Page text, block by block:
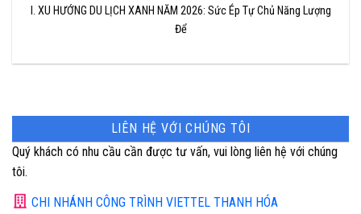
I. XU HƯỚNG DU LỊCH XANH NĂM 2026: Sức Ép Tự Chủ Năng Lượng
Để
LIÊN HỆ VỚI CHÚNG TÔI
Quý khách có nhu cầu cần được tư vấn, vui lòng liên hệ với chúng
tôi.
CHI NHÁNH CÔNG TRÌNH VIETTEL THANH HÓA